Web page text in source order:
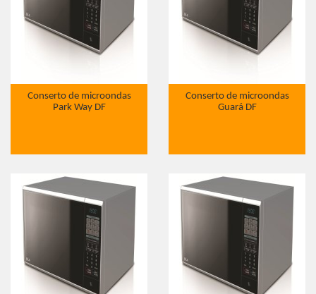
Conserto de microondas
Park Way DF
Conserto de microondas
Guará DF